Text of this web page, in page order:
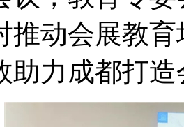
推动会展教
助力成都打